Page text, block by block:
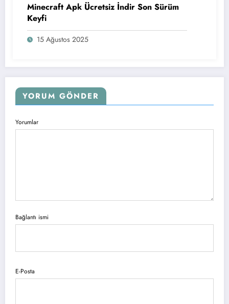
Minecraft Apk Ücretsiz İndir Son Sürüm
Keyfi
15 Ağustos 2025
YORUM GÖNDER
Yorumlar
Bağlantı ismi
E-Posta